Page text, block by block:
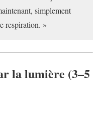
simplement
respiration. »
la lumière (3–5